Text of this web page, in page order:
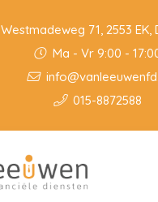
Westmadeweg 71, 2553 EK,
Ma - Vr 9:00 -
015-8872588